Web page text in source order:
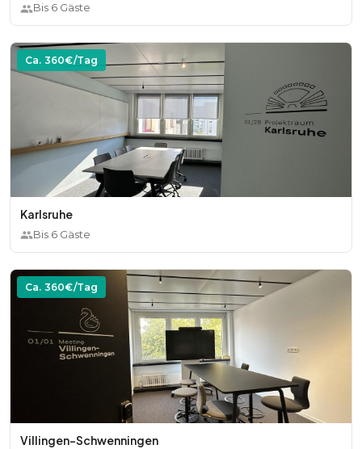
Bis 6 Gäste
Ca. 360€/Tag
Karlsruhe
Bis 6 Gäste
Ca. 360€/Tag
Villingen-Schwenningen